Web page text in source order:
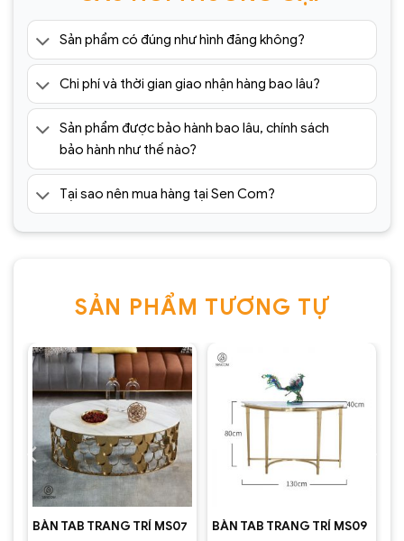
Sản phẩm có đúng như hình đăng không?
Chi phí và thời gian giao nhận hàng bao lâu?
Sản phẩm được bảo hành bao lâu, chính sách
bảo hành như thế nào?
Tại sao nên mua hàng tại Sen Com?
SẢN PHẨM TƯƠNG TỰ
BÀN TAB TRANG TRÍ MS07
BÀN TAB TRANG TRÍ MS09